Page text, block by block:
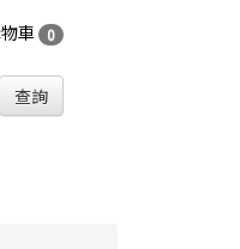
車 0
查詢